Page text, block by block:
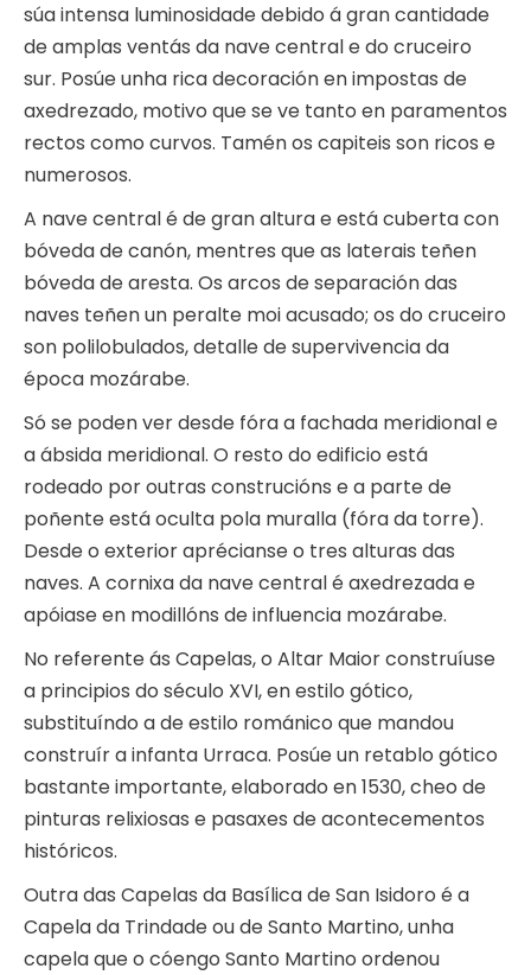
súa intensa luminosidade debido á gran cantidade
de amplas ventás da nave central e do cruceiro
sur. Posúe unha rica decoración en impostas de
axedrezado, motivo que se ve tanto en paramentos
rectos como curvos. Tamén os capiteis son ricos e
numerosos.
A nave central é de gran altura e está cuberta con
bóveda de canón, mentres que as laterais teñen
bóveda de aresta. Os arcos de separación das
naves teñen un peralte moi acusado; os do cruceiro
son polilobulados, detalle de supervivencia da
época mozárabe.
Só se poden ver desde fóra a fachada meridional e
a ábsida meridional. O resto do edificio está
rodeado por outras construcións e a parte de
poñente está oculta pola muralla (fóra da torre).
Desde o exterior aprécianse o tres alturas das
naves. A cornixa da nave central é axedrezada e
apóiase en modillóns de influencia mozárabe.
No referente ás Capelas, o Altar Maior construíuse
a principios do século XVI, en estilo gótico,
substituíndo a de estilo románico que mandou
construír a infanta Urraca. Posúe un retablo gótico
bastante importante, elaborado en 1530, cheo de
pinturas relixiosas e pasaxes de acontecementos
históricos.
Outra das Capelas da Basílica de San Isidoro é a
Capela da Trindade ou de Santo Martino, unha
capela que o cóengo Santo Martino ordenou